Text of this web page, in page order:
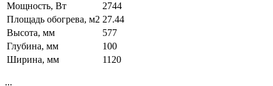
Мощность, Вт
2744
Площадь обогрева, м2 27.44
Высота, мм
577
Глубина, мм
100
Ширина, мм
1120
...